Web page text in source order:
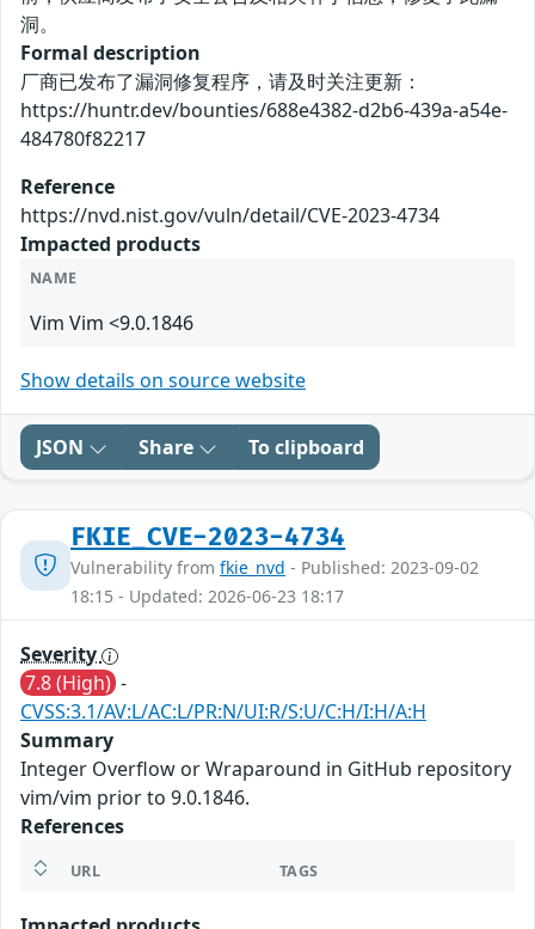
洞。
Formal description
厂商已发布了漏洞修复程序，请及时关注更新：
https://huntr.dev/bounties/688e4382-d2b6-439a-a54e-
484780f82217
Reference
https://nvd.nist.gov/vuln/detail/CVE-2023-4734
Impacted products
NAME
Vim Vim <9.0.1846
Show details on source website
JSON Share To clipboard
FKIE_CVE-2023-4734
Vulnerability from fkie_nvd - Published: 2023-09-02
18:15 - Updated: 2026-06-23 18:17
Severity
7.8 (High) -
CVSS:3.1/AV:L/AC:L/PR:N/UI:R/S:U/C:H/I:H/A:H
Summary
Integer Overflow or Wraparound in GitHub repository
vim/vim prior to 9.0.1846.
References
URL TAGS